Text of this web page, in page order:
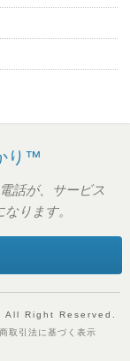
り™
話が、サービス
ります。
All Right Reserved.
取引法に基づく表示